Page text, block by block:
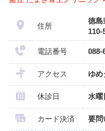
住所
徳島
110-
電話番号 088-
アクセス ゆめ
休診日 水曜
カード決済 要問